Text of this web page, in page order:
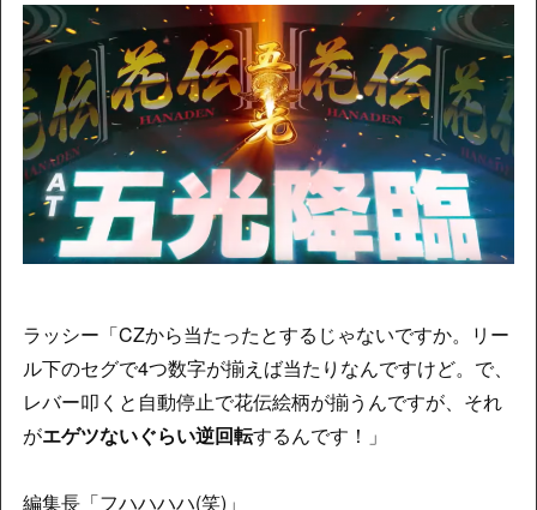
ラッシー「CZから当たったとするじゃないですか。リー
ル下のセグで4つ数字が揃えば当たりなんですけど。で、
レバー叩くと自動停止で花伝絵柄が揃うんですが、それ
がエゲツないぐらい逆回転するんです！」
編集長「フハハハハ(笑)」